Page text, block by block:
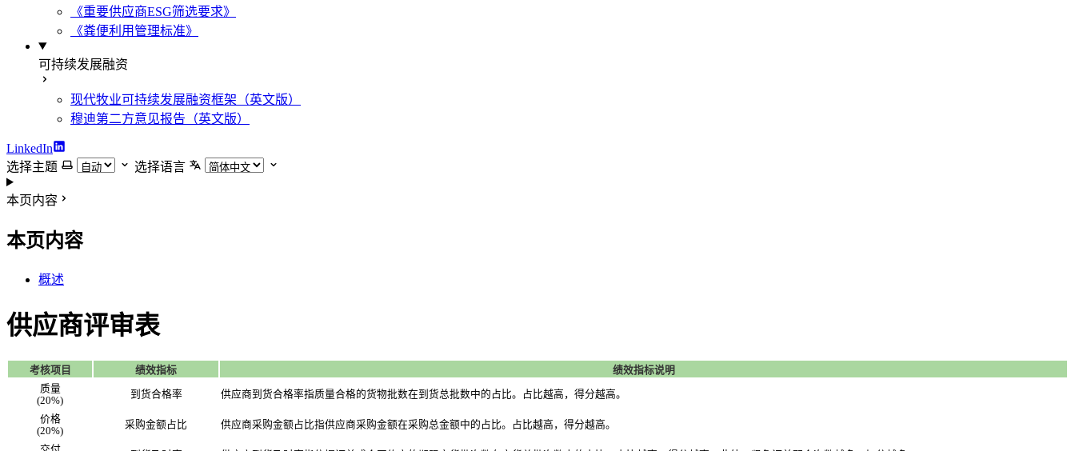
《重要供应商ESG筛选要求》
《粪便利用管理标准》
可持续发展融资
现代牧业可持续发展融资框架（英文版）
穆迪第二方意见报告（英文版）
LinkedIn
选择主题
选择语言
本页内容
本页内容
概述
供应商评审表
考核项目 绩效指标
绩效指标说明
质量
(20%)
到货合格率 供应商到货合格率指质量合格的货物批数在到货总批数中的占比。占比越高，得分越高。
价格
(20%)
采购金额占比 供应商采购金额占比指供应商采购金额在采购总金额中的占比。占比越高，得分越高。